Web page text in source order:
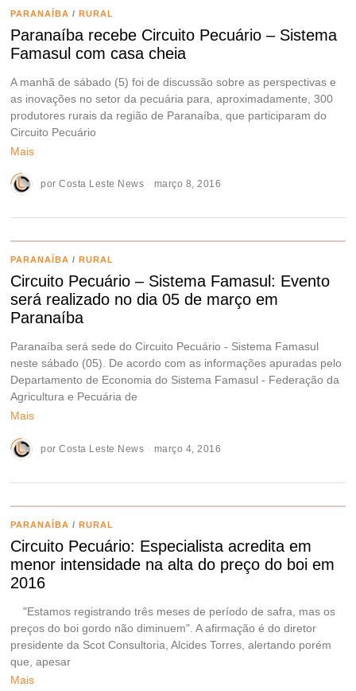
PARANAÍBA / RURAL
Paranaíba recebe Circuito Pecuário – Sistema
Famasul com casa cheia
A manhã de sábado (5) foi de discussão sobre as perspectivas e
as inovações no setor da pecuária para, aproximadamente, 300
produtores rurais da região de Paranaíba, que participaram do
Circuito Pecuário
Mais
porCosta Leste News março 8, 2016
PARANAÍBA / RURAL
Circuito Pecuário – Sistema Famasul: Evento
será realizado no dia 05 de março em
Paranaíba
Paranaíba será sede do Circuito Pecuário - Sistema Famasul
neste sábado (05). De acordo com as informações apuradas pelo
Departamento de Economia do Sistema Famasul - Federação da
Agricultura e Pecuária de
Mais
porCosta Leste News março 4, 2016
PARANAÍBA / RURAL
Circuito Pecuário: Especialista acredita em
menor intensidade na alta do preço do boi em
2016
"Estamos registrando três meses de período de safra, mas os
preços do boi gordo não diminuem". A afirmação é do diretor
presidente da Scot Consultoria, Alcides Torres, alertando porém
que, apesar
Mais